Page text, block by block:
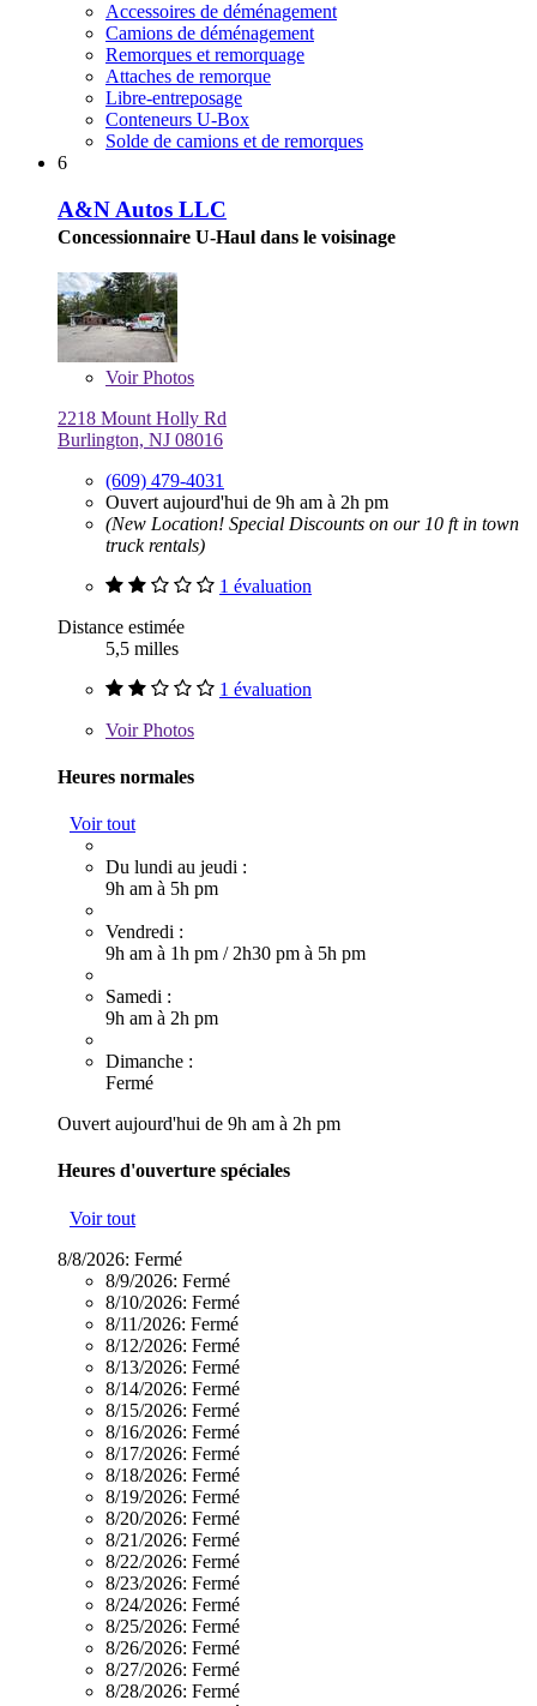
Accessoires de déménagement
Camions de déménagement
Remorques et remorquage
Attaches de remorque
Libre-entreposage
Conteneurs U-Box
Solde de camions et de remorques
6
A&N Autos LLC
Concessionnaire U-Haul dans le voisinage
VoirPhotos
2218 Mount Holly Rd
Burlington, NJ 08016
(609) 479-4031
Ouvert aujourd'hui de 9h am à 2h pm
(New Location! Special Discounts on our 10 ft in town
truck rentals)
1 évaluation
Distance estimée
5,5 milles
1 évaluation
VoirPhotos
Heures normales
Voir tout
Du lundi au jeudi :
9h am à 5h pm
Vendredi :
9h am à 1h pm / 2h30 pm à 5h pm
Samedi :
9h am à 2h pm
Dimanche :
Fermé
Ouvert aujourd'hui de 9h am à 2h pm
Heures d'ouverture spéciales
Voir tout
8/8/2026: Fermé
8/9/2026: Fermé
8/10/2026: Fermé
8/11/2026: Fermé
8/12/2026: Fermé
8/13/2026: Fermé
8/14/2026: Fermé
8/15/2026: Fermé
8/16/2026: Fermé
8/17/2026: Fermé
8/18/2026: Fermé
8/19/2026: Fermé
8/20/2026: Fermé
8/21/2026: Fermé
8/22/2026: Fermé
8/23/2026: Fermé
8/24/2026: Fermé
8/25/2026: Fermé
8/26/2026: Fermé
8/27/2026: Fermé
8/28/2026: Fermé